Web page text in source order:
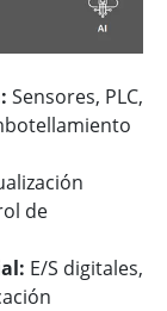
Sensores, PLC,
de
E/S digitales,